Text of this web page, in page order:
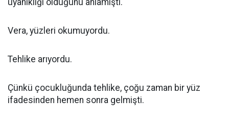
uyanıklığı olduğunu anlamıştı.
Vera, yüzleri okumuyordu.
Tehlike arıyordu.
Çünkü çocukluğunda tehlike, çoğu zaman bir yüz
ifadesinden hemen sonra gelmişti.